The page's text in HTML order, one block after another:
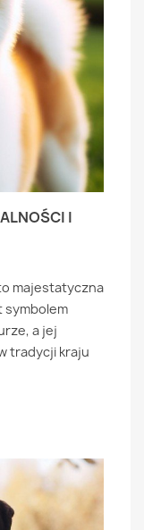
I
majestatyczna
symbolem
a jej
tradycji kraju